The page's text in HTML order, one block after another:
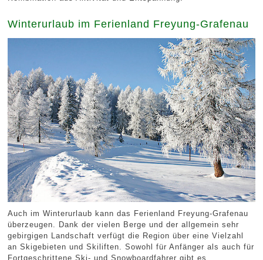
Winterurlaub im Ferienland Freyung-Grafenau
Auch im Winterurlaub kann das Ferienland Freyung-Grafenau
überzeugen. Dank der vielen Berge und der allgemein sehr
gebirgigen Landschaft verfügt die Region über eine Vielzahl
an Skigebieten und Skiliften. Sowohl für Anfänger als auch für
Fortgeschrittene Ski- und Snowboardfahrer gibt es